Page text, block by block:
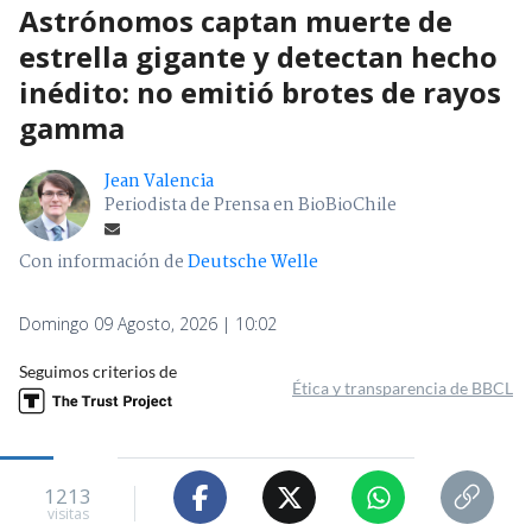
Astrónomos captan muerte de
estrella gigante y detectan hecho
inédito: no emitió brotes de rayos
gamma
Jean Valencia
Periodista de Prensa en BioBioChile
Con información deDeutsche Welle
Domingo 09 Agosto, 2026 | 10:02
Seguimos criterios de
Ética y transparencia de BBCL
1213
visitas